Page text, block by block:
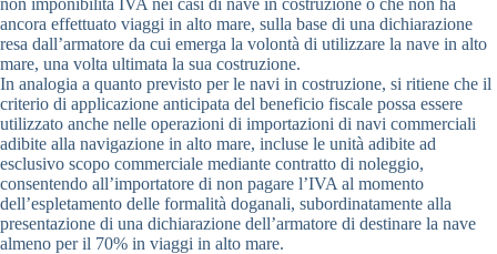
non imponibilità IVA nei casi di nave in costruzione o che non ha
ancora effettuato viaggi in alto mare, sulla base di una dichiarazione
resa dall’armatore da cui emerga la volontà di utilizzare la nave in alto
mare, una volta ultimata la sua costruzione.
In analogia a quanto previsto per le navi in costruzione, si ritiene che il
criterio di applicazione anticipata del beneficio fiscale possa essere
utilizzato anche nelle operazioni di importazioni di navi commerciali
adibite alla navigazione in alto mare, incluse le unità adibite ad
esclusivo scopo commerciale mediante contratto di noleggio,
consentendo all’importatore di non pagare l’IVA al momento
dell’espletamento delle formalità doganali, subordinatamente alla
presentazione di una dichiarazione dell’armatore di destinare la nave
almeno per il 70% in viaggi in alto mare.